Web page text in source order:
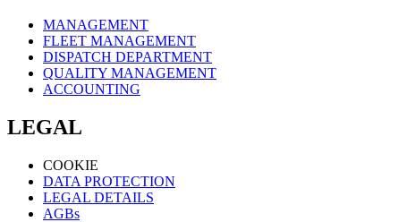
MANAGEMENT
FLEET MANAGEMENT
DISPATCH DEPARTMENT
QUALITY MANAGEMENT
ACCOUNTING
LEGAL
COOKIE
DATA PROTECTION
LEGAL DETAILS
AGBs